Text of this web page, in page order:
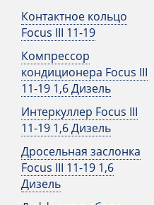
Контактное кольцо
Focus III 11-19
Компрессор
кондиционера Focus III
11-19 1,6 Дизель
Интеркуллер Focus III
11-19 1,6 Дизель
Дросельная заслонка
Focus III 11-19 1,6
Дизель